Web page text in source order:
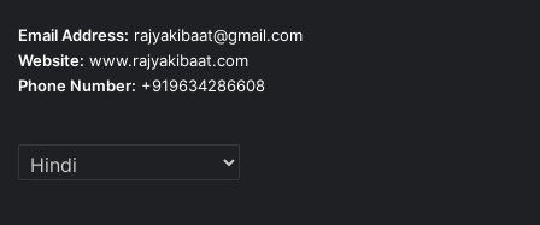
Email Address: rajyakibaat@gmail.com
Website: www.rajyakibaat.com
Phone Number: +919634286608